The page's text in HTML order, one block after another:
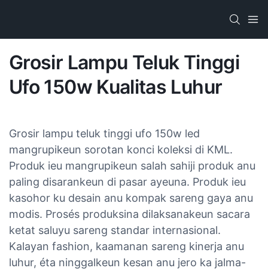
Grosir Lampu Teluk Tinggi
Ufo 150w Kualitas Luhur
Grosir lampu teluk tinggi ufo 150w led
mangrupikeun sorotan konci koleksi di KML.
Produk ieu mangrupikeun salah sahiji produk anu
paling disarankeun di pasar ayeuna. Produk ieu
kasohor ku desain anu kompak sareng gaya anu
modis. Prosés produksina dilaksanakeun sacara
ketat saluyu sareng standar internasional.
Kalayan fashion, kaamanan sareng kinerja anu
luhur, éta ninggalkeun kesan anu jero ka jalma-